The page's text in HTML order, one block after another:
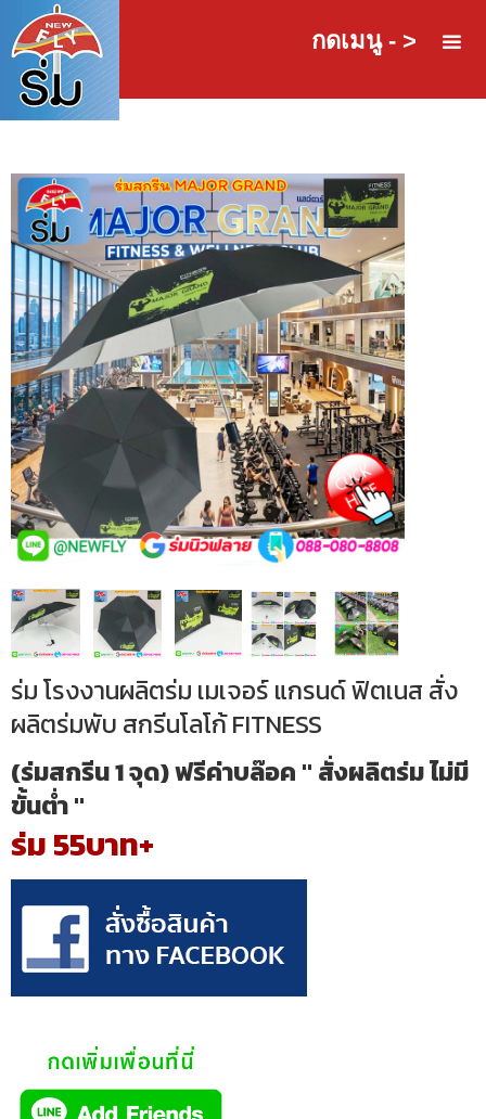
กดเมนู - >
ร่ม โรงงานผลิตร่ม เมเจอร์ แกรนด์ ฟิตเนส สั่ง
ผลิตร่มพับ สกรีนโลโก้ FITNESS
(ร่มสกรีน 1 จุด) ฟรีค่าบล๊อค " สั่งผลิตร่ม ไม่มี
ขั้นต่ำ "
ร่ม 55บาท+